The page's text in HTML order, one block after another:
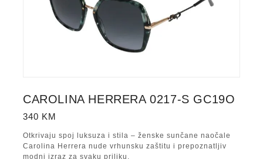
CAROLINA HERRERA 0217-S GC19O
340 KM
Otkrivaju spoj luksuza i stila – ženske sunčane naočale
Carolina Herrera nude vrhunsku zaštitu i prepoznatljiv
modni izraz za svaku priliku.